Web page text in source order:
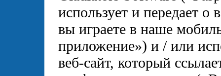
использует и передает
вы играете в наше
приложение») и / или
веб-сайт, который